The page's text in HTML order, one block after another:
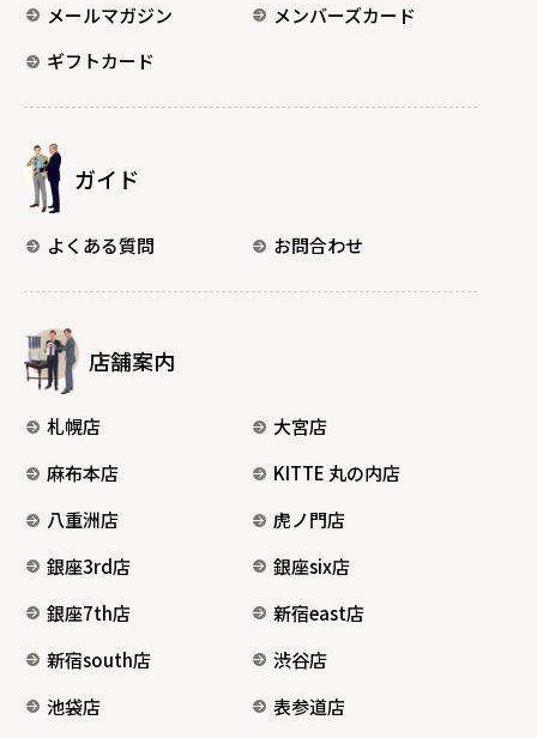
メールマガジン
メンバーズカード
ギフトカード
ガイド
よくある質問 お問合わせ
店舗案内
札幌店
大宮店
麻布本店
KITTE 丸の内店
八重洲店
虎ノ門店
銀座3rd店
銀座six店
銀座7th店
新宿east店
新宿south店
渋谷店
池袋店
表参道店